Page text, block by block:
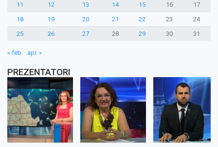
11
12 13 14 15 16
17
18
19 20 21 22 23
24
25
26 27 28 29 30 31
« feb. apr. »
PREZENTATORI